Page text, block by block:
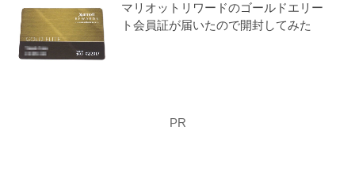
マリオットリワードのゴールドエリー
ト会員証が届いたので開封してみた
PR